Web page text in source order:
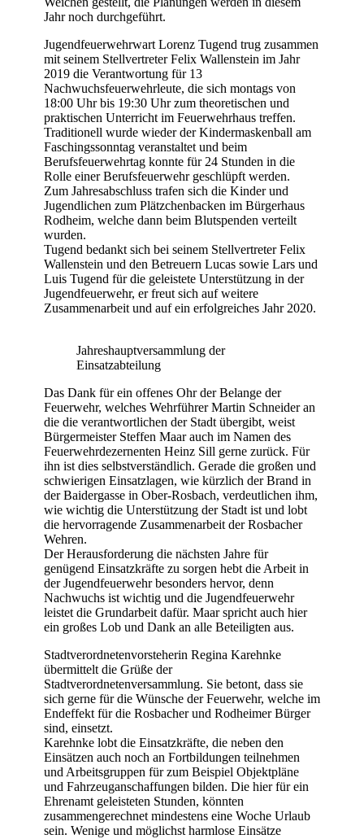
Jahr noch durchgeführt.
Jugendfeuerwehrwart Lorenz Tugend trug zusammen
mit seinem Stellvertreter Felix Wallenstein im Jahr
2019 die Verantwortung für 13
Nachwuchsfeuerwehrleute, die sich montags von
18:00 Uhr bis 19:30 Uhr zum theoretischen und
praktischen Unterricht im Feuerwehrhaus treffen.
Traditionell wurde wieder der Kindermaskenball am
Faschingssonntag veranstaltet und beim
Berufsfeuerwehrtag konnte für 24 Stunden in die
Rolle einer Berufsfeuerwehr geschlüpft werden.
Zum Jahresabschluss trafen sich die Kinder und
Jugendlichen zum Plätzchenbacken im Bürgerhaus
Rodheim, welche dann beim Blutspenden verteilt
wurden.
Tugend bedankt sich bei seinem Stellvertreter Felix
Wallenstein und den Betreuern Lucas sowie Lars und
Luis Tugend für die geleistete Unterstützung in der
Jugendfeuerwehr, er freut sich auf weitere
Zusammenarbeit und auf ein erfolgreiches Jahr 2020.
Jahreshauptversammlung der
Einsatzabteilung
Das Dank für ein offenes Ohr der Belange der
Feuerwehr, welches Wehrführer Martin Schneider an
die die verantwortlichen der Stadt übergibt, weist
Bürgermeister Steffen Maar auch im Namen des
Feuerwehrdezernenten Heinz Sill gerne zurück. Für
ihn ist dies selbstverständlich. Gerade die großen und
schwierigen Einsatzlagen, wie kürzlich der Brand in
der Baidergasse in Ober-Rosbach, verdeutlichen ihm,
wie wichtig die Unterstützung der Stadt ist und lobt
die hervorragende Zusammenarbeit der Rosbacher
Wehren.
Der Herausforderung die nächsten Jahre für
genügend Einsatzkräfte zu sorgen hebt die Arbeit in
der Jugendfeuerwehr besonders hervor, denn
Nachwuchs ist wichtig und die Jugendfeuerwehr
leistet die Grundarbeit dafür. Maar spricht auch hier
ein großes Lob und Dank an alle Beteiligten aus.
Stadtverordnetenvorsteherin Regina Karehnke
übermittelt die Grüße der
Stadtverordnetenversammlung. Sie betont, dass sie
sich gerne für die Wünsche der Feuerwehr, welche im
Endeffekt für die Rosbacher und Rodheimer Bürger
sind, einsetzt.
Karehnke lobt die Einsatzkräfte, die neben den
Einsätzen auch noch an Fortbildungen teilnehmen
und Arbeitsgruppen für zum Beispiel Objektpläne
und Fahrzeuganschaffungen bilden. Die hier für ein
Ehrenamt geleisteten Stunden, könnten
zusammengerechnet mindestens eine Woche Urlaub
sein. Wenige und möglichst harmlose Einsätze